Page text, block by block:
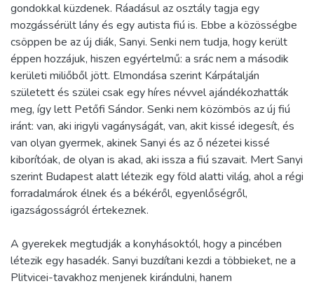
gondokkal küzdenek. Ráadásul az osztály tagja egy
mozgássérült lány és egy autista fiú is. Ebbe a közösségbe
csöppen be az új diák, Sanyi. Senki nem tudja, hogy került
éppen hozzájuk, hiszen egyértelmű: a srác nem a második
kerületi miliőből jött. Elmondása szerint Kárpátalján
született és szülei csak egy híres névvel ajándékozhatták
meg, így lett Petőfi Sándor. Senki nem közömbös az új fiú
iránt: van, aki irigyli vagányságát, van, akit kissé idegesít, és
van olyan gyermek, akinek Sanyi és az ő nézetei kissé
kiborítóak, de olyan is akad, aki issza a fiú szavait. Mert Sanyi
szerint Budapest alatt létezik egy föld alatti világ, ahol a régi
forradalmárok élnek és a békéről, egyenlőségről,
igazságosságról értekeznek.
A gyerekek megtudják a konyhásoktól, hogy a pincében
létezik egy hasadék. Sanyi buzdítani kezdi a többieket, ne a
Plitvicei-tavakhoz menjenek kirándulni, hanem